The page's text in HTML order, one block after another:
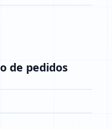
de pedidos